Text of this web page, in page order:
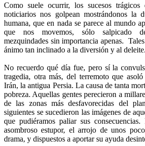
Como suele ocurrir, los sucesos
noticiarios nos golpean mostrándonos la
humana, que en nada se parece al mundo
que nos movemos, sólo salpicado
mezquindades sin importancia apenas.
ánimo tan inclinado a la diversión y al deleite.
No recuerdo qué día fue, pero sí la
tragedia, otra más, del terremoto que
Irán, la antigua Persia. La causa de tanta
pobreza. Aquellas gentes perecieron a
de las zonas más desfavorecidas del
siguientes se sucedieron las imágenes de
que pudiéramos paliar sus
asombroso estupor, el arrojo de unos
drama, y dispuestos a aportar su ayuda